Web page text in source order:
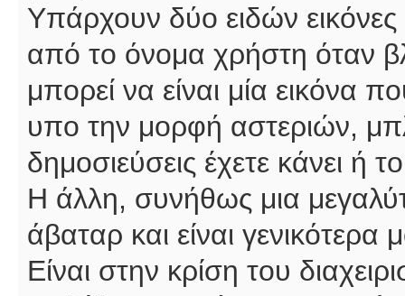
Υπάρχουν δύο ειδών
από το όνομα χρήστη όταν
μπορεί να είναι μία εικόνα
υπο την μορφή αστεριών,
δημοσιεύσεις έχετε κάνει
Η άλλη, συνήθως μια
άβαταρ και είναι
Είναι στην κρίση του